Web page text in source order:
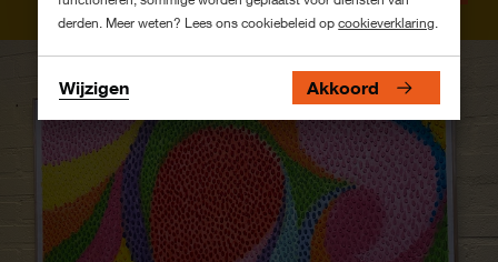
derden. Meer weten? Lees ons cookiebeleid opcookieverklaring.
Wijzigen Akkoord